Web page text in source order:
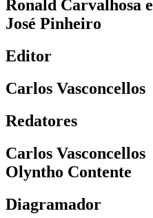
Ronald Carvalhosa e
José Pinheiro
Editor
Carlos Vasconcellos
Redatores
Carlos Vasconcellos
Olyntho Contente
Diagramador